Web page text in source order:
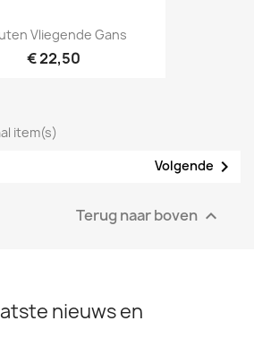
Vliegende Gans
€ 22,50
item(s)
Volgende 
Terug naar boven 
nieuws en